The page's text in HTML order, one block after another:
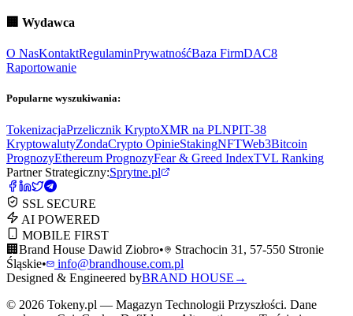
🏢 Wydawca
O NasKontaktRegulaminPrywatnośćBaza FirmDAC8
Raportowanie
Popularne wyszukiwania:
TokenizacjaPrzelicznik KryptoXMR na PLNPIT-38
KryptowalutyZondaCrypto OpinieStakingNFTWeb3Bitcoin
PrognozyEthereum PrognozyFear & Greed IndexTVL Ranking
Partner Strategiczny:Sprytne.pl
SSL SECURE
AI POWERED
MOBILE FIRST
🏢 Brand House Dawid Ziobro•
Strachocin 31, 57-550 Stronie
Śląskie•
info@brandhouse.com.pl
Designed & Engineered byBRAND HOUSE →
© 2026 Tokeny.pl — Magazyn Technologii Przyszłości. Dane